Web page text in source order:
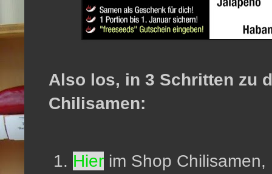
Also los, in 3 Schritten zu
Chilisamen:
Hier im Shop